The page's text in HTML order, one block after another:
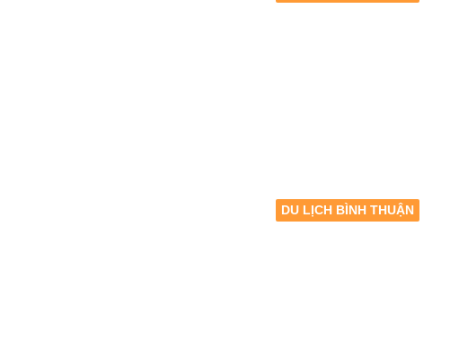
DU LỊCH BÌNH THUẬN